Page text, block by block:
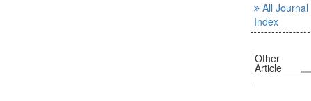
All Journal
Index
Other
Article